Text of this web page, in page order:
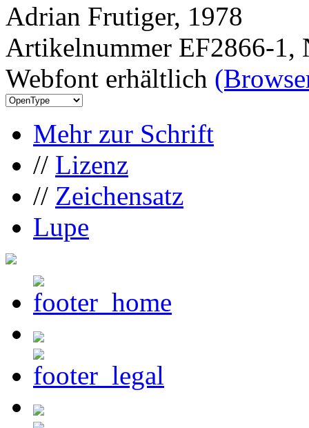
Adrian Frutiger, 1978
Artikelnummer EF2866-1,
Webfont erhältlich
Mehr zur Schrift
// Lizenz
// Zeichensatz
Lupe